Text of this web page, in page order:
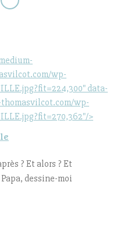
wp-
data-
wp-
>
? Et alors ? Et
dessine-moi